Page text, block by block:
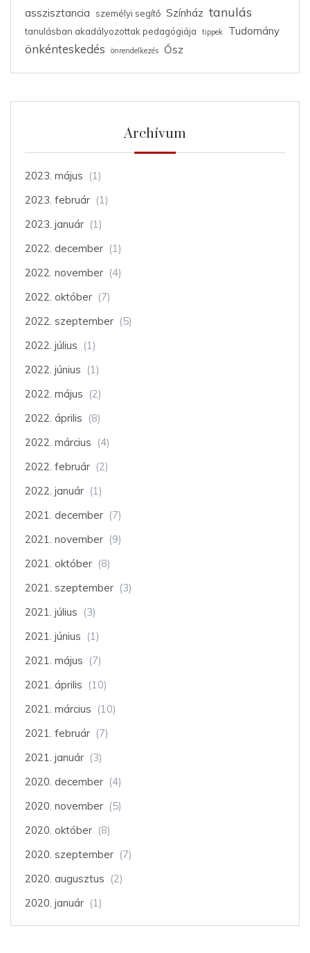
asszisztancia
személyi segítő Színház tanulás
tanulásban akadályozottak pedagógiája tippek Tudomány
önkénteskedés önrendelkezés Ősz
Archívum
2023. május (1)
2023. február (1)
2023. január (1)
2022. december (1)
2022. november (4)
2022. október (7)
2022. szeptember (5)
2022. július (1)
2022. június (1)
2022. május (2)
2022. április (8)
2022. március (4)
2022. február (2)
2022. január (1)
2021. december (7)
2021. november (9)
2021. október (8)
2021. szeptember (3)
2021. július (3)
2021. június (1)
2021. május (7)
2021. április (10)
2021. március (10)
2021. február (7)
2021. január (3)
2020. december (4)
2020. november (5)
2020. október (8)
2020. szeptember (7)
2020. augusztus (2)
2020. január (1)